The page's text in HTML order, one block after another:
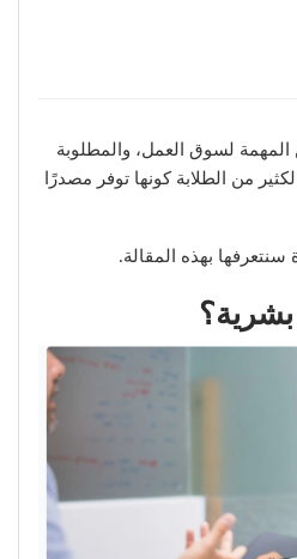
لسوق العمل، والمطلوبة
من الطلابة كونها توفر مصدرًا
بهذه المقالة.
بشرية؟